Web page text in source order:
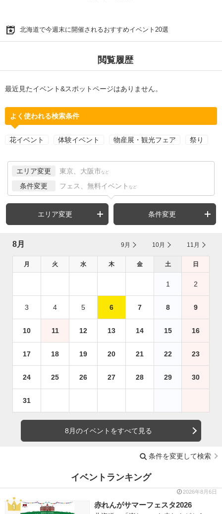
北海道で今週末に開催されるおすすめイベント20選
閲覧履歴
最近見たイベント&スポットページはありません。
よく使われる検索条件
花イベント 体験イベント 物産展・観光フェア 祭り
エリア変更 東京、大阪市 など
条件変更 フェス、無料イベント など
エリア変更 条件変更
8月 9月 10月 11月
月 火 水 木 金 土 日
1 2
3 4 5 6 7 8 9
10 11 12 13 14 15 16
17 18 19 20 21 22 23
24 25 26 27 28 29 30
31
8月のイベントをすべて見る
条件を変更して検索
イベントランキング
2026年8月6日
赤れんがサマーフェスタ2026